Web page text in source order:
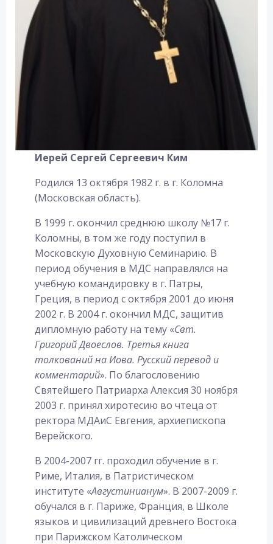
Иерей Сергей Сергеевич Ким
Родился 13 октября 1982 г. в г. Коломна
(Московская область).
В 1999 г. окончил среднюю школу №17 г.
Коломны, в том же году поступил в
Московскую Духовную Семинарию. В
период обучения в МДС направлялся на
учебную командировку в г. Патры,
Греция, в период с октября 2001 до июня
2002 г. В 2004 г. окончил МДС, защитив
дипломную работу на тему «Свт.
Григорий Двоеслов. Третья книга
толкований на Иова. Русский перевод и
комментарий». По благословению
Святейшего Патриарха Алексия 30 ноября
2003 г. принял хиротесию во чтеца от
ректора МДАиС Евгения, архиепископа
Верейского.
В 2004-2007 гг. проходил обучение в г.
Риме, Италия, в Патристическом
институте «Августинианум». В 2007-2009 г.
обучался в г. Париже, Франция, в Школе
языков и цивилизаций древнего Востока
при Парижском Католическом